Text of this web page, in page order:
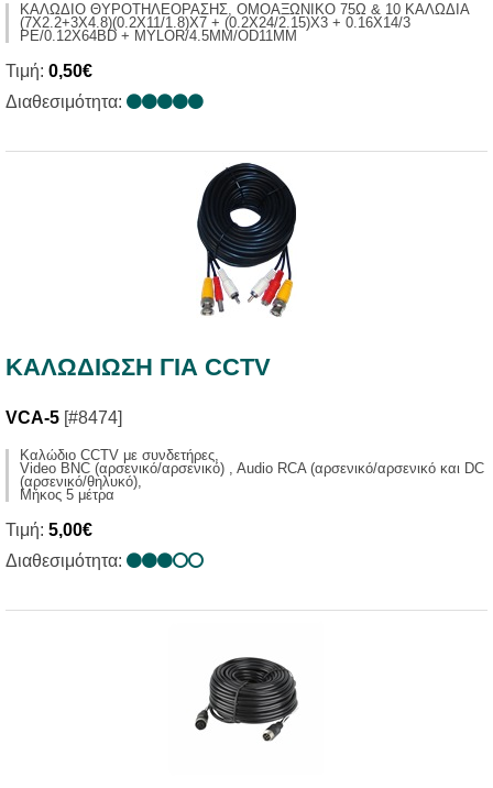
ΚΑΛΩΔΙΟ ΘΥΡΟΤΗΛΕΟΡΑΣΗΣ, ΟΜΟΑΞΩΝΙΚΟ 75Ω & 10 ΚΑΛΩΔΙΑ
(7X2.2+3X4.8)(0.2X11/1.8)X7 + (0.2X24/2.15)X3 + 0.16X14/3
PE/0.12X64BD + MYLOR/4.5MM/OD11MM
Τιμή: 0,50€
Διαθεσιμότητα:
ΚΑΛΩΔΙΩΣΗ ΓΙΑ CCTV
VCA-5 [#8474]
Καλώδιο CCTV με συνδετήρες,
Video BNC (αρσενικό/αρσενικό) , Audio RCA (αρσενικό/αρσενικό και DC
(αρσενικό/θηλυκό),
Μήκος 5 μέτρα
Τιμή: 5,00€
Διαθεσιμότητα: